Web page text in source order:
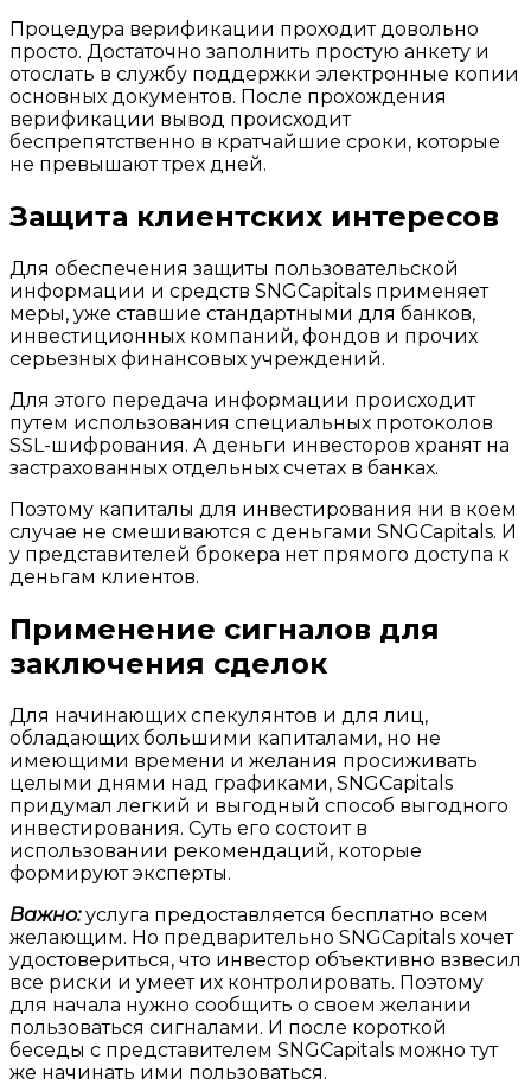
Процедура верификации проходит довольно
просто. Достаточно заполнить простую анкету и
отослать в службу поддержки электронные копии
основных документов. После прохождения
верификации вывод происходит
беспрепятственно в кратчайшие сроки, которые
не превышают трех дней.
Защита клиентских интересов
Для обеспечения защиты пользовательской
информации и средств SNGCapitals применяет
меры, уже ставшие стандартными для банков,
инвестиционных компаний, фондов и прочих
серьезных финансовых учреждений.
Для этого передача информации происходит
путем использования специальных протоколов
SSL-шифрования. А деньги инвесторов хранят на
застрахованных отдельных счетах в банках.
Поэтому капиталы для инвестирования ни в коем
случае не смешиваются с деньгами SNGCapitals. И
у представителей брокера нет прямого доступа к
деньгам клиентов.
Применение сигналов для
заключения сделок
Для начинающих спекулянтов и для лиц,
обладающих большими капиталами, но не
имеющими времени и желания просиживать
целыми днями над графиками, SNGCapitals
придумал легкий и выгодный способ выгодного
инвестирования. Суть его состоит в
использовании рекомендаций, которые
формируют эксперты.
Важно:услуга предоставляется бесплатно всем
желающим. Но предварительно SNGCapitals хочет
удостовериться, что инвестор объективно взвесил
все риски и умеет их контролировать. Поэтому
для начала нужно сообщить о своем желании
пользоваться сигналами. И после короткой
беседы с представителем SNGCapitals можно тут
же начинать ими пользоваться.